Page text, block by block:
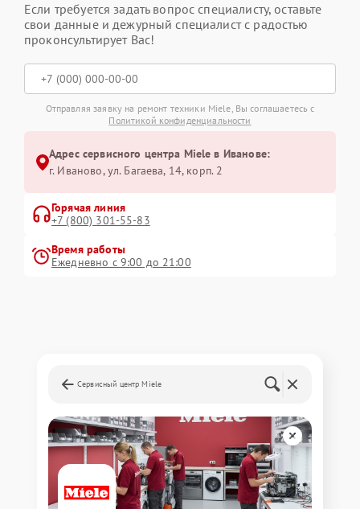
Если требуется задать вопрос специалисту, оставьте
свои данные и дежурный специалист с радостью
проконсультирует Вас!
Отправляя заявку на ремонт техники Miele, Вы соглашаетесь с
Политикой конфиденциальности
Адрес сервисного центра Miele в Иванове:
г. Иваново, ул. Багаева, 14, корп. 2
Горячая линия
+7 (800) 301-55-83
Время работы
Ежедневно с 9:00 до 21:00
Сервисный центр Miele